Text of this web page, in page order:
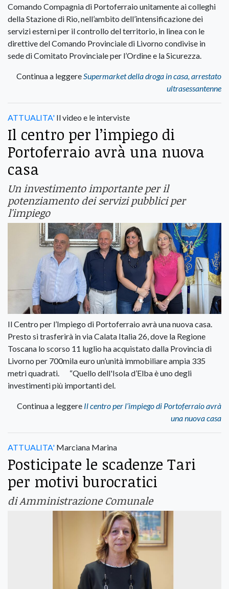
Comando Compagnia di Portoferraio unitamente ai colleghi
della Stazione di Rio, nell’ambito dell’intensificazione dei
servizi esterni per il controllo del territorio, in linea con le
direttive del Comando Provinciale di Livorno condivise in
sede di Comitato Provinciale per l’Ordine e la Sicurezza.
Continua a leggereSupermarket della droga in casa, arrestato
ultrasessantenne
ATTUALITA' Il video e le interviste
Il centro per l’impiego di
Portoferraio avrà una nuova
casa
Un investimento importante per il
potenziamento dei servizi pubblici per
l'impiego
Il Centro per l’Impiego di Portoferraio avrà una nuova casa.
Presto si trasferirà in via Calata Italia 26, dove la Regione
Toscana lo scorso 11 luglio ha acquistato dalla Provincia di
Livorno per 700mila euro un’unità immobiliare ampia 335
metri quadrati. “Quello dell'Isola d’Elba è uno degli
investimenti più importanti del.
Continua a leggere Il centro per l’impiego di Portoferraio avrà
una nuova casa
ATTUALITA' Marciana Marina
Posticipate le scadenze Tari
per motivi burocratici
di Amministrazione Comunale